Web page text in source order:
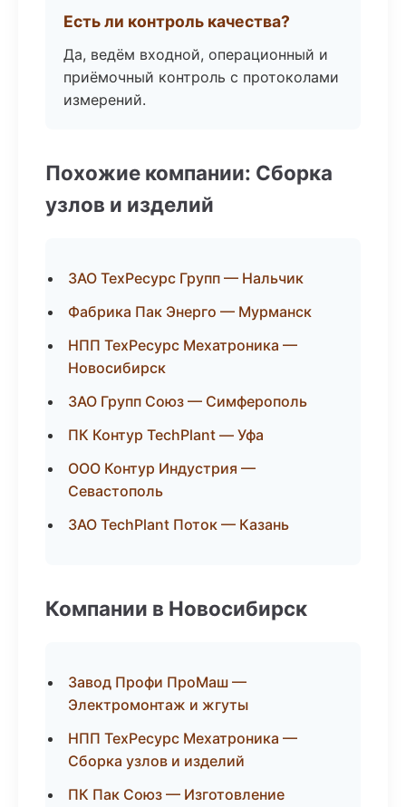
Есть ли контроль качества?
Да, ведём входной, операционный и
приёмочный контроль с протоколами
измерений.
Похожие компании: Сборка
узлов и изделий
ЗАО ТехРесурс Групп — Нальчик
Фабрика Пак Энерго — Мурманск
НПП ТехРесурс Мехатроника —
Новосибирск
ЗАО Групп Союз — Симферополь
ПК Контур TechPlant — Уфа
ООО Контур Индустрия —
Севастополь
ЗАО TechPlant Поток — Казань
Компании в Новосибирск
Завод Профи ПроМаш —
Электромонтаж и жгуты
НПП ТехРесурс Мехатроника —
Сборка узлов и изделий
ПК Пак Союз — Изготовление